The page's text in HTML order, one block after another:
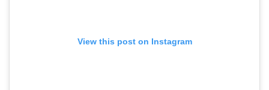
View this post on Instagram